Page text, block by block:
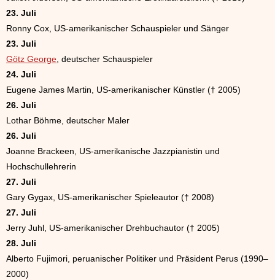
23. Juli
Ronny Cox, US-amerikanischer Schauspieler und Sänger
23. Juli
Götz George, deutscher Schauspieler
24. Juli
Eugene James Martin, US-amerikanischer Künstler († 2005)
26. Juli
Lothar Böhme, deutscher Maler
26. Juli
Joanne Brackeen, US-amerikanische Jazzpianistin und
Hochschullehrerin
27. Juli
Gary Gygax, US-amerikanischer Spieleautor († 2008)
27. Juli
Jerry Juhl, US-amerikanischer Drehbuchautor († 2005)
28. Juli
Alberto Fujimori, peruanischer Politiker und Präsident Perus (1990–
2000)